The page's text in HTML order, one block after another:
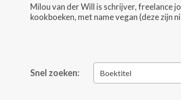
Milou van der Will is schrijver, freelance
kookboeken, met name vegan (deze zijn
Snel zoeken: Boektitel